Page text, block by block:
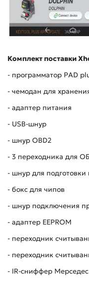
Комплект поставки
- программатор PAD
- чемодан для
- адаптер питания
- USB-шнур
- шнур OBD2
- 3 переходника для
- шнур для подготовки
- бокс для чипов
- шнур подключения
- адаптер EEPROM
- переходник
- переходник
- IR-сниффер Мерседес